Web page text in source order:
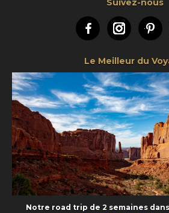
Suivez-nous
Facebook
Le Meilleur du
Notre road trip de 2 semaines